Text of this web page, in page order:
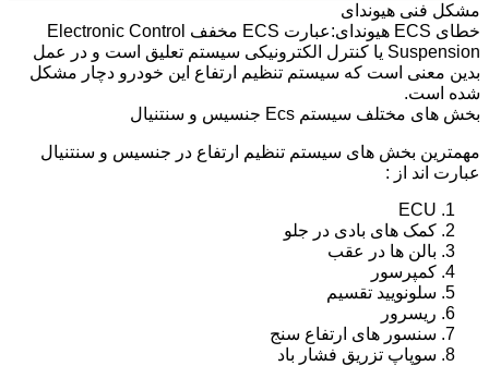
مشکل فنی هیوندای
خطای ECS هیوندای:عبارت ECS مخفف Electronic Control
Suspension یا کنترل الکترونیکی سیستم تعلیق است و در عمل
بدین معنی است که سیستم تنظیم ارتفاع این خودرو دچار مشکل
شده است.
بخش های مختلف سیستم Ecs جنسیس و سنتنیال
مهمترین بخش های سیستم تنظیم ارتفاع در جنسیس و سنتنیال
عبارت اند از :
ECU
کمک های بادی در جلو
بالن ها در عقب
کمپرسور
سلونویید تقسیم
ریسرور
سنسور های ارتفاع سنج
سوپاپ تزریق فشار باد